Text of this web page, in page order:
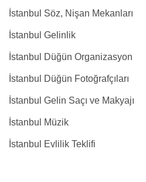
İstanbul Söz, Nişan Mekanları
İstanbul Gelinlik
İstanbul Düğün Organizasyon
İstanbul Düğün Fotoğrafçıları
İstanbul Gelin Saçı ve Makyajı
İstanbul Müzik
İstanbul Evlilik Teklifi